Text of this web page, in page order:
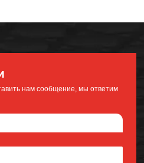
нам сообщение, мы ответим